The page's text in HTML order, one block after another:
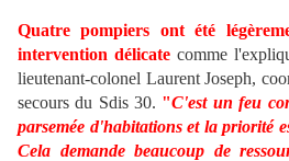
Quatre pompiers ont été
intervention délicate comme
lieutenant-colonel Laurent Joseph,
secours du Sdis 30. "C'est un feu
parsemée d'habitations et la priorité
Cela demande beaucoup de